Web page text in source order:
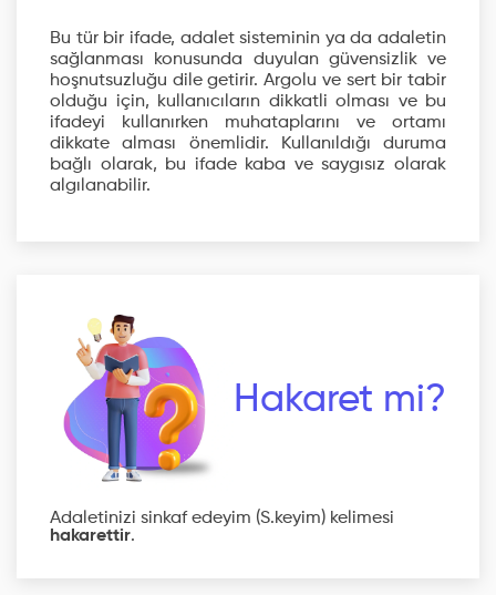
Bu tür bir ifade, adalet sisteminin ya da adaletin
sağlanması konusunda duyulan güvensizlik ve
hoşnutsuzluğu dile getirir. Argolu ve sert bir tabir
olduğu için, kullanıcıların dikkatli olması ve bu
ifadeyi kullanırken muhataplarını ve ortamı
dikkate alması önemlidir. Kullanıldığı duruma
bağlı olarak, bu ifade kaba ve saygısız olarak
algılanabilir.
Hakaret mi?
Adaletinizi sinkaf edeyim (S.keyim) kelimesi
hakarettir.